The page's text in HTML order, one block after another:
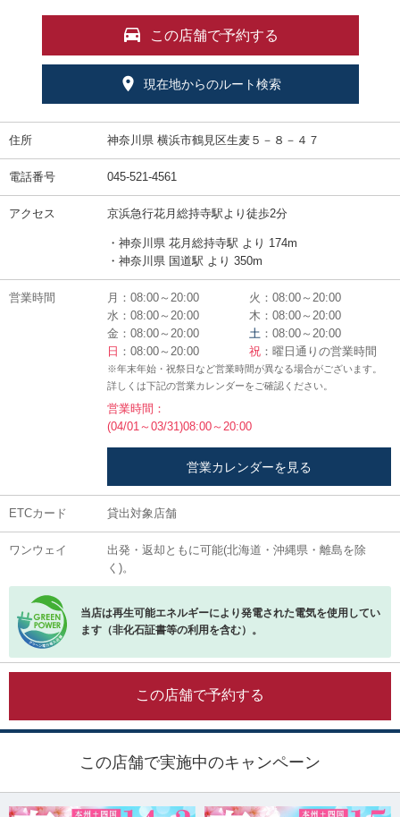
この店舗で予約する
現在地からのルート検索
住所 神奈川県 横浜市鶴見区生麦５－８－４７
電話番号 045-521-4561
アクセス 京浜急行花月総持寺駅より徒歩2分
・神奈川県 花月総持寺駅 より 174m
・神奈川県 国道駅 より 350m
営業時間 月：08:00～20:00
火：08:00～20:00
水：08:00～20:00
木：08:00～20:00
金：08:00～20:00
土 ：08:00～20:00
日 ：08:00～20:00 祝 ：曜日通りの営業時間
※年末年始・祝祭日など営業時間が異なる場合がございます。
詳しくは下記の営業カレンダーをご確認ください。
営業時間：
(04/01～03/31)08:00～20:00
営業カレンダーを見る
ETCカード 貸出対象店舗
ワンウェイ
出発・返却ともに可能(北海道・沖縄県・離島を除
く)。
当店は再生可能エネルギーにより発電された電気を使用してい
ます（非化石証書等の利用を含む）。
この店舗で予約する
この店舗で実施中のキャンペーン